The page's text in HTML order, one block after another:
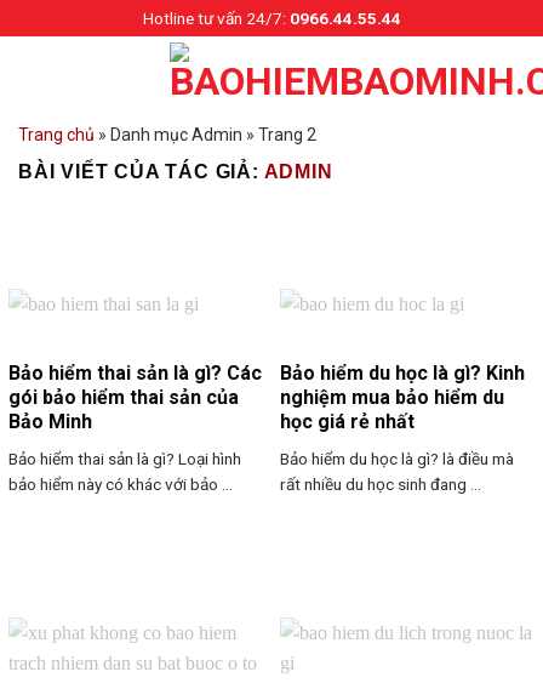
to
Hotline tư vấn 24/7:0966.44.55.44
Trang chủ » Danh mục Admin » Trang 2
BÀI VIẾT CỦA TÁC GIẢ: ADMIN
Bảo hiểm thai sản là gì? Các
gói bảo hiểm thai sản của
Bảo Minh
Bảo hiểm thai sản là gì? Loại hình
bảo hiểm này có khác với bảo ...
Bảo hiểm du học là gì? Kinh
nghiệm mua bảo hiểm du
học giá rẻ nhất
Bảo hiểm du học là gì? là điều mà
rất nhiều du học sinh đang ...